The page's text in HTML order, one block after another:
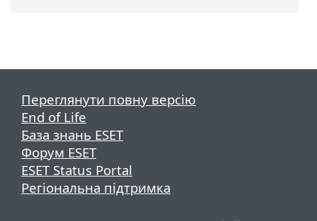
Переглянути повну версію
End of Life
База знань ESET
Форум ESET
ESET Status Portal
Регіональна підтримка